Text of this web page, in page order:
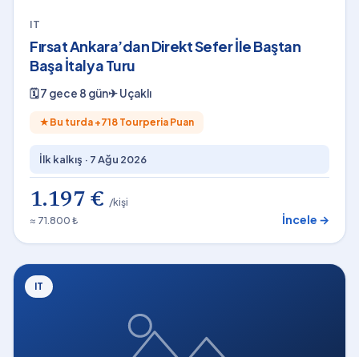
IT
Fırsat Ankara’dan Direkt Sefer İle Baştan
Başa İtalya Turu
🗓7 gece 8 gün✈Uçaklı
★ Bu turda +718 Tourperia Puan
İlk kalkış · 7 Ağu 2026
1.197 € /kişi
≈ 71.800 ₺
İncele →
IT